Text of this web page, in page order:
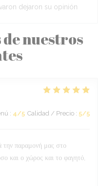
nuestros
: 4/5 Calidad / Precio : 5/5
την παραμονή μας στο
και ο χώρος και το φαγητό,
dejaron su opinión